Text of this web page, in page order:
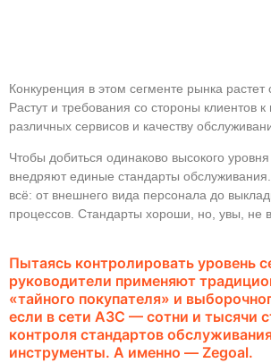
Конкуренция в этом сегменте рынка растет
Растут и требования со стороны клиентов
различных сервисов и качеству
Чтобы добиться одинаково высокого
внедряют единые стандарты
всё: от внешнего вида персонала до
процессов. Стандарты хороши, но, увы, не
Пытаясь контролировать уровень
руководители применяют
«тайного покупателя» и
если в сети АЗС — сотни и тысячи
контроля стандартов
инструменты. А именно — Zegoal.